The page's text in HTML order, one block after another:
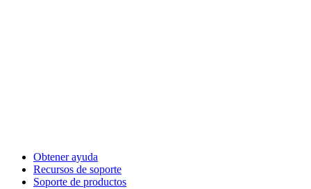
Obtener ayuda
Recursos de soporte
Soporte de productos